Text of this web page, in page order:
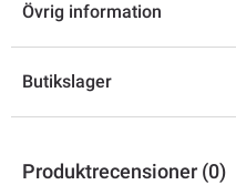
Övrig information
Butikslager
Produktrecensioner (0)